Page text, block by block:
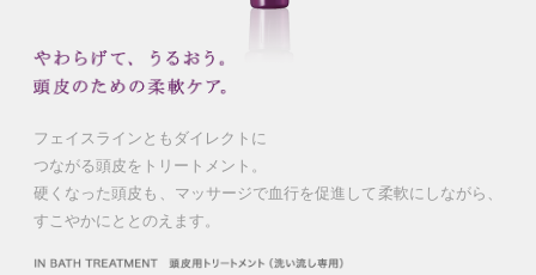
フェイスラインともダイレクトに
つながる頭皮をトリートメント。
硬くなった頭皮も、マッサージで血行を促進して柔軟にしながら、
すこやかにととのえます。